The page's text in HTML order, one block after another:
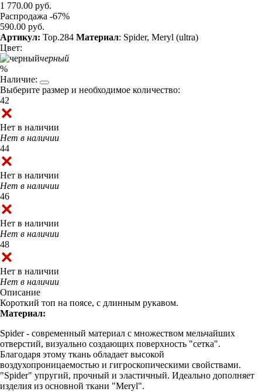
1 770.00 руб.
Распродажа -67%
590.00 руб.
Артикул: Top.284 Материал: Spider, Meryl (ultra)
Цвет:
черный
%
Наличие:
Выберите размер и необходимое количество:
42
Нет в наличии
Нет в наличии
44
Нет в наличии
Нет в наличии
46
Нет в наличии
Нет в наличии
48
Нет в наличии
Нет в наличии
Описание
Короткий топ на поясе, с длинным рукавом.
Материал:
Spider - современный материал с множеством мельчайших
отверстий, визуально создающих поверхность "сетка".
Благодаря этому ткань обладает высокой
воздухопроницаемостью и гигроскопическими свойствами.
"Spider" упругий, прочный и эластичный. Идеально дополняет
изделия из основной ткани "Meryl".